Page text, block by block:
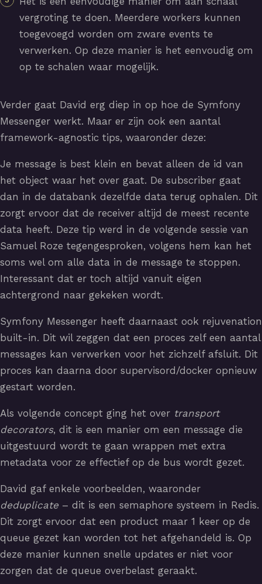
vergroting te doen. Meerdere workers kunnen
toegevoegd worden om zware events te
verwerken. Op deze manier is het eenvoudig om
op te schalen waar mogelijk.
Verder gaat David erg diep in op hoe de Symfony
Messenger werkt. Maar er zijn ook een aantal
framework-agnostic tips, waaronder deze:
Je message is best klein en bevat alleen de id van
het object waar het over gaat. De subscriber gaat
dan in de databank dezelfde data terug ophalen. Dit
zorgt ervoor dat de receiver altijd de meest recente
data heeft. Deze tip werd in de volgende sessie van
Samuel Roze tegengesproken, volgens hem kan het
soms wel om alle data in de message te stoppen.
Interessant dat er toch altijd vanuit eigen
achtergrond naar gekeken wordt.
Symfony Messenger heeft daarnaast ook rejuvenation
built-in. Dit wil zeggen dat een proces zelf een aantal
messages kan verwerken voor het zichzelf afsluit. Dit
proces kan daarna door supervisord/docker opnieuw
gestart worden.
Als volgende concept ging het over transport
decorators, dit is een manier om een message die
uitgestuurd wordt te gaan wrappen met extra
metadata voor ze effectief op de bus wordt gezet.
David gaf enkele voorbeelden, waaronder
deduplicate – dit is een semaphore systeem in Redis.
Dit zorgt ervoor dat een product maar 1 keer op de
queue gezet kan worden tot het afgehandeld is. Op
deze manier kunnen snelle updates er niet voor
zorgen dat de queue overbelast geraakt.